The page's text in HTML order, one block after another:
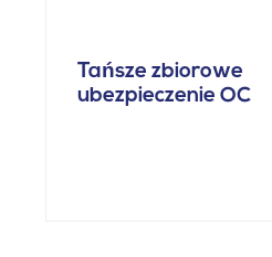
Tańsze zbiorowe
ubezpieczenie OC